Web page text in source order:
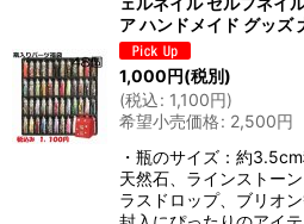
ア ハンドメイド グッズ
1,000円(税別)
(税込: 1,100円)
希望小売価格: 2,500円
・瓶のサイズ：約
天然石、ラインストー
ラスドロップ、ブリオ